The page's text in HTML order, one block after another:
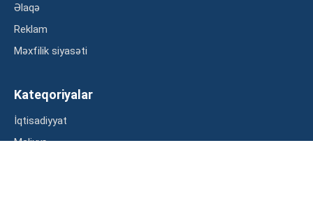
Əlaqə
Reklam
Məxfilik siyasəti
Kateqoriyalar
İqtisadiyyat
Maliyyə